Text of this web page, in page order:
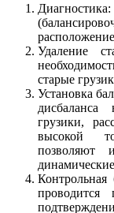
Удаление
старые
Установка
дисбаланса
грузики,
высокой
позволяют
Контрольная
проводится